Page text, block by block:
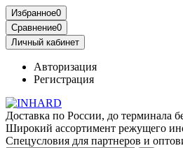
Избранное0
Сравнение0
Личный кабинет
Авторизация
Регистрация
Доставка по России, до терминала
Широкий ассортимент режущего
Спецусловия для партнеров и